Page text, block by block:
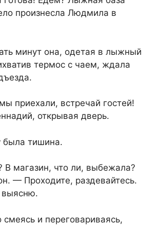
произнесла Людмила в
минут она, одетая в лыжный
термос с чаем, ждала
приехали, встречай гостей!
открывая дверь.
была тишина.
В магазин, что ли, выбежала?
— Проходите, раздевайтесь.
выясню.
и переговариваясь,